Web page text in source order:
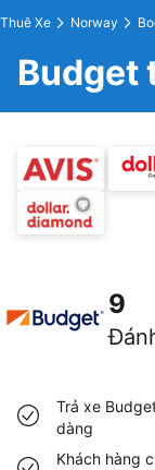
Thuê Xe Norway
Budget
9
Trả xe
dàng
Khách hàng